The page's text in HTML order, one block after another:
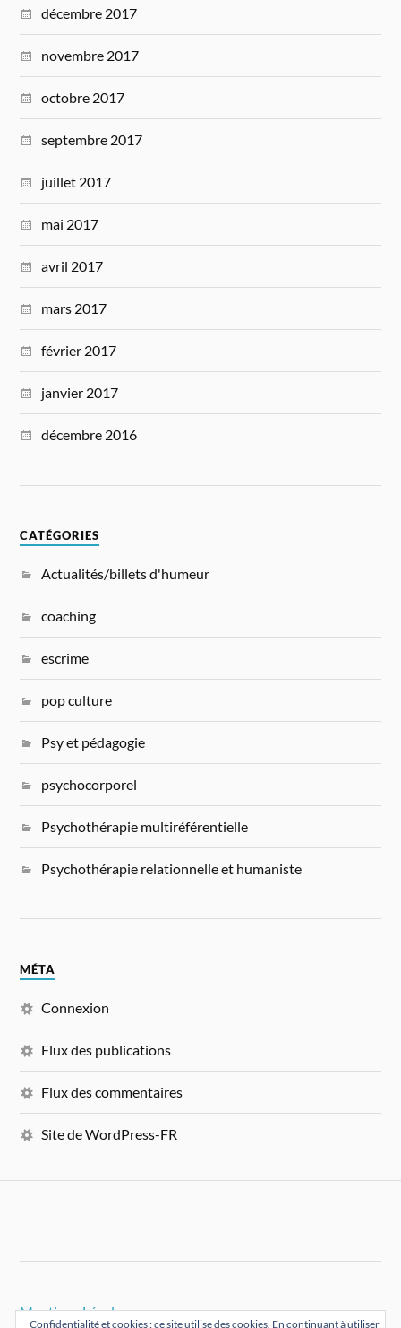
décembre 2017
novembre 2017
octobre 2017
septembre 2017
juillet 2017
mai 2017
avril 2017
mars 2017
février 2017
janvier 2017
décembre 2016
CATÉGORIES
Actualités/billets d'humeur
coaching
escrime
pop culture
Psy et pédagogie
psychocorporel
Psychothérapie multiréférentielle
Psychothérapie relationnelle et humaniste
MÉTA
Connexion
Flux des publications
Flux des commentaires
Site de WordPress-FR
Mentions Légales
Confidentialité et cookies : ce site utilise des cookies. En continuant à utiliser